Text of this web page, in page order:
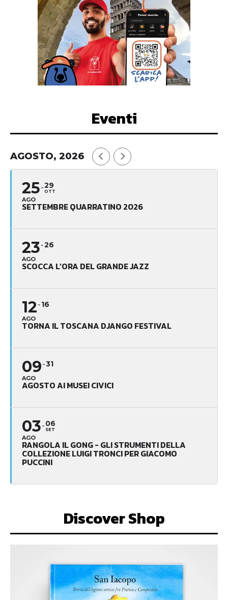
Eventi
AGOSTO, 2026
25
AGO
29
OTT
SETTEMBRE QUARRATINO 2026
23
AGO
26
SCOCCA L’ORA DEL GRANDE JAZZ
12
AGO
16
TORNA IL TOSCANA DJANGO FESTIVAL
09
AGO
31
AGOSTO AI MUSEI CIVICI
03
AGO
06
SET
RANGOLA IL GONG - GLI STRUMENTI DELLA
COLLEZIONE LUIGI TRONCI PER GIACOMO
PUCCINI
Discover Shop